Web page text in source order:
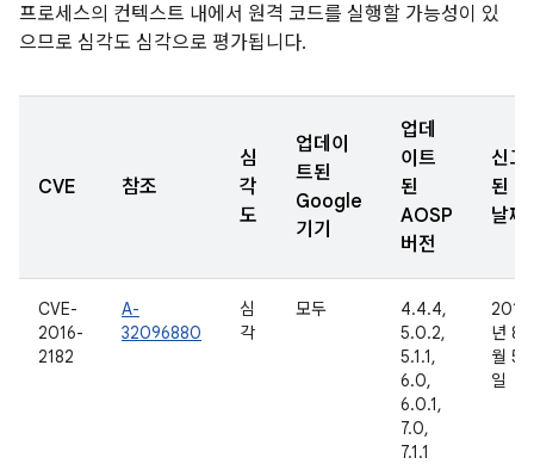
프로세스의 컨텍스트 내에서 원격 코드를 실행할 가능성이 있
으므로 심각도 심각으로 평가됩니다.
CVE 참조
심
각
도
업데이
트된
Google
기기
업데
이트
된
AOSP
버전
신고
된
날짜
CVE-
2016-
2182
A-
32096880
심
각
모두
4.4.4,
5.0.2,
5.1.1,
6.0,
6.0.1,
7.0,
7.1.1
2016
년 8
월 5
일